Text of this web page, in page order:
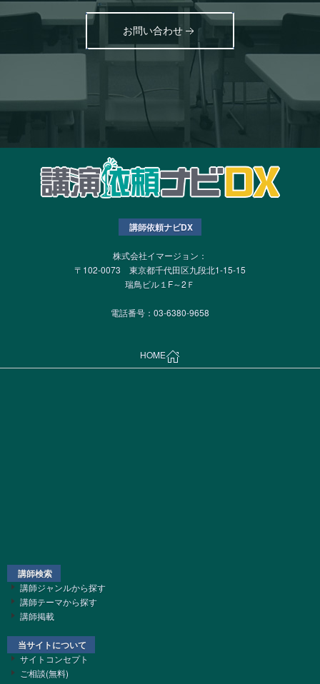
お問い合わせ
講師依頼ナビDX
株式会社イマージョン：
〒102-0073 東京都千代田区九段北1-15-15
瑞鳥ビル１F～2Ｆ
電話番号：03-6380-9658
HOME
講師検索
講師ジャンルから探す
講師テーマから探す
講師掲載
当サイトについて
サイトコンセプト
ご相談(無料)